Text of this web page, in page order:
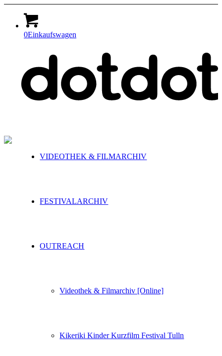
0Einkaufswagen
VIDEOTHEK & FILMARCHIV
FESTIVALARCHIV
OUTREACH
Videothek & Filmarchiv [Online]
Kikeriki Kinder Kurzfilm Festival Tulln